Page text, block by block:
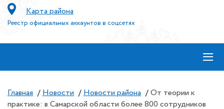
Карта района
Реестр официальных аккаунтов в соцсетях
≡
Главная / Новости / Новости района / От теории к
практике: в Самарской области более 800 сотрудников